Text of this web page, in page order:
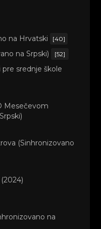
na Hrvatski [40]
na Srpski) [52]
srednje škole
Mesečevom
(Sinhronizovano
na